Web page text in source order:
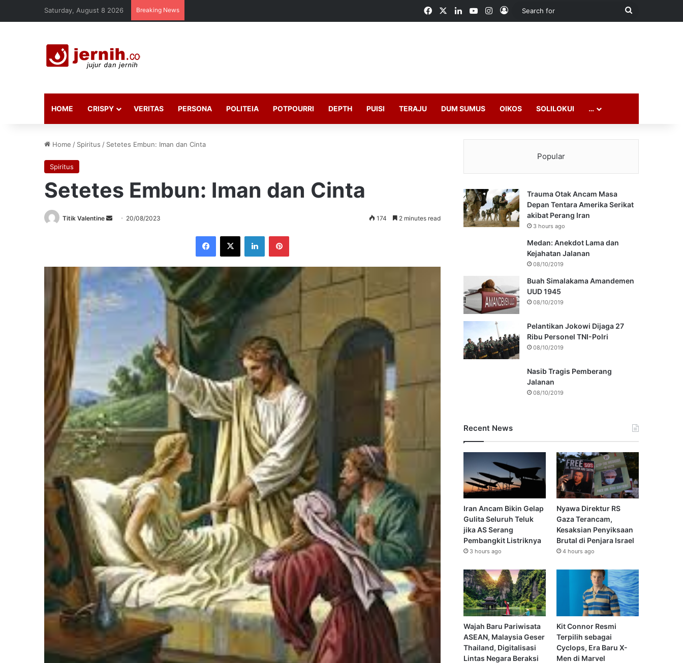
Saturday, August 8 2026 Breaking News FacebookLinkedInYouTubeInstagram
Log In
Search
HOME CRISPY VERITAS PERSONA POLITEIA POTPOURRI DEPTH PUISI TERAJU DUM SUMUS OIKOS SOLILOKUI …
Home / Spiritus / Setetes Embun: Iman dan Cinta
Spiritus
Setetes Embun: Iman dan Cinta
Titik Valentine
Send 20/08/2023 174 2 minutes read
Facebook
X LinkedInPinterest
Popular
Trauma Otak Ancam Masa
Depan Tentara Amerika Serikat
akibat Perang Iran
3 hours ago
Medan: Anekdot Lama dan
Kejahatan Jalanan
08/10/2019
Buah Simalakama Amandemen
UUD 1945
08/10/2019
Pelantikan Jokowi Dijaga 27
Ribu Personel TNI-Polri
08/10/2019
Nasib Tragis Pemberang
Jalanan
08/10/2019
Recent News
Iran Ancam Bikin Gelap
Gulita Seluruh Teluk
jika AS Serang
Pembangkit Listriknya
3 hours ago
Nyawa Direktur RS
Gaza Terancam,
Kesaksian Penyiksaan
Brutal di Penjara Israel
4 hours ago
Wajah Baru Pariwisata
ASEAN, Malaysia Geser
Thailand, Digitalisasi
Lintas Negara Beraksi
Kit Connor Resmi
Terpilih sebagai
Cyclops, Era Baru X-
Men di Marvel